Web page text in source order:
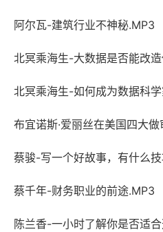
阿尔瓦-建筑行业不神秘.MP3
北冥乘海生-大数据是否能改
北冥乘海生-如何成为数据科
布宜诺斯·爱丽丝在美国四大
蔡骏-写一个好故事，有什么
蔡千年-财务职业的前途.MP3
陈兰香-一小时了解你是否适